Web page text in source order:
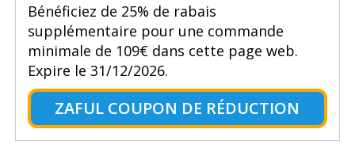
Bénéficiez de 25% de rabais
supplémentaire pour une commande
minimale de 109€ dans cette page web.
Expire le 31/12/2026.
ZAFUL COUPON DE RÉDUCTION